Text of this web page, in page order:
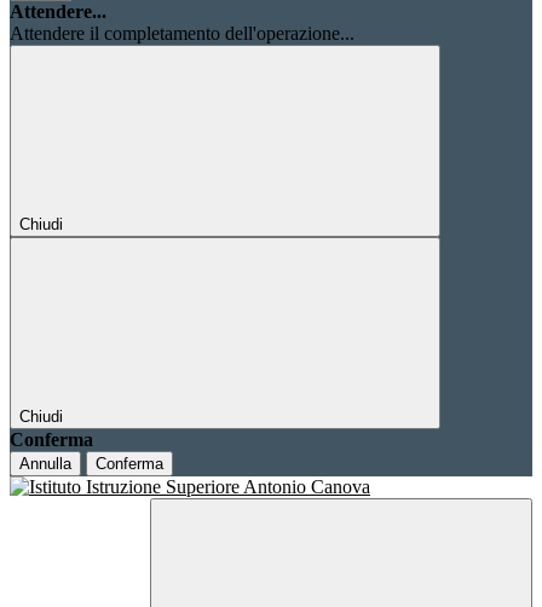
Attendere...
Attendere il completamento dell'operazione...
Chiudi
Chiudi
Conferma
Annulla Conferma